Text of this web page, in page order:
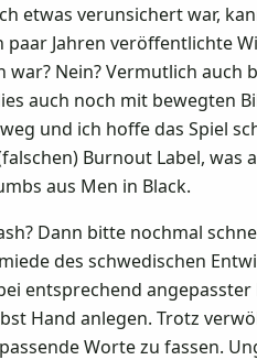
etwas verunsichert war,
Jahren veröffentlichte
Nein? Vermutlich auch
auch noch mit bewegten
und ich hoffe das Spiel
Burnout Label, was
aus Men in Black.
Dann bitte nochmal
des schwedischen
entsprechend
Hand anlegen. Trotz
Worte zu fassen.